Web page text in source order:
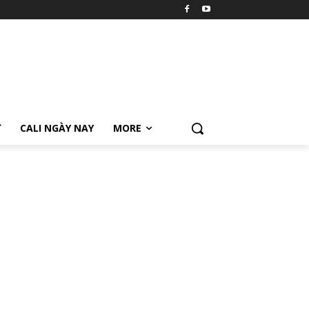
CALI NGÀY NAY MORE